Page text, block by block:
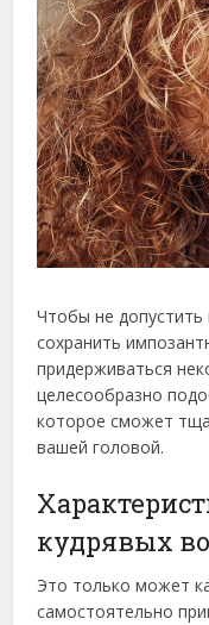
Чтобы не допустить
сохранить
придерживаться
целесообразно
которое сможет
вашей головой.
кудрявых
Это только может
самостоятельно